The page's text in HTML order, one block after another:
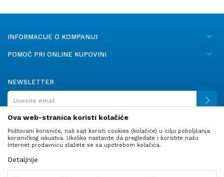
INFORMACIJE O KOMPANIJI
POMOĆ PRI ONLINE KUPOVINI
NEWSLETTER
PRATITE NAS
Ova web-stranica koristi kolačiće
Poštovani korisniče, naš sajt koristi cookies (kolačiće) u cilju poboljšanja
korisničkog iskustva. Ukoliko nastavite da pregledate i koristite našu
Internet prodavnicu slažete se sa upotrebom kolačića.
Detaljnije